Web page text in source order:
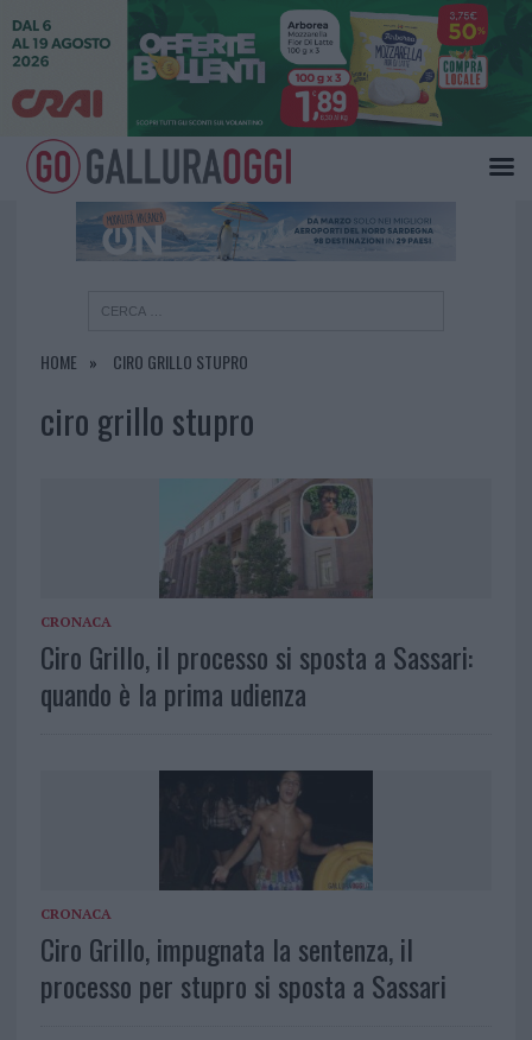
HOME CIRO GRILLO STUPRO
ciro grillo stupro
CRONACA
Ciro Grillo, il processo si sposta a Sassari:
quando è la prima udienza
CRONACA
Ciro Grillo, impugnata la sentenza, il
processo per stupro si sposta a Sassari
×